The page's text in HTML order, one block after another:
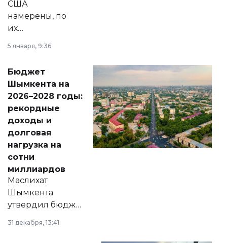
США
намерены, по
их
принести
народу
Венесуэлы.
5 января, 9:36
Бюджет
Шымкента на
2026–2028 годы:
рекордные
доходы и
долговая
нагрузка на
сотни
миллиардов
Маслихат
Шымкента
утвердил бюджет
города на 2026–
2028 годы.
31 декабря, 13:41